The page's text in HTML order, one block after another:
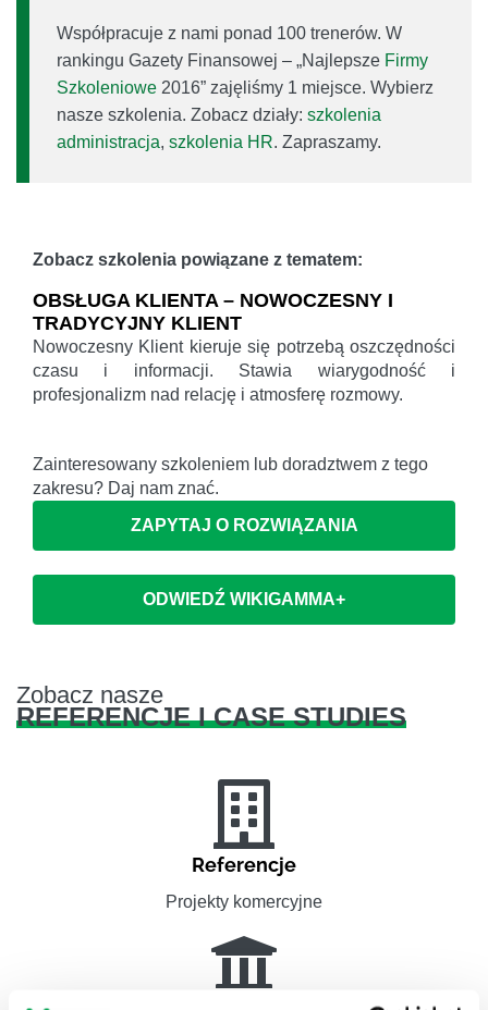
Współpracuje z nami ponad 100 trenerów. W
rankingu Gazety Finansowej – „Najlepsze Firmy
Szkoleniowe 2016” zajęliśmy 1 miejsce. Wybierz
nasze szkolenia. Zobacz działy: szkolenia
administracja, szkolenia HR. Zapraszamy.
Zobacz szkolenia powiązane z tematem:
OBSŁUGA KLIENTA – NOWOCZESNY I
TRADYCYJNY KLIENT
Nowoczesny Klient kieruje się potrzebą oszczędności
czasu i informacji. Stawia wiarygodność i
profesjonalizm nad relację i atmosferę rozmowy.
Zainteresowany szkoleniem lub doradztwem z tego
zakresu? Daj nam znać.
ZAPYTAJ O ROZWIĄZANIA
ODWIEDŹ WIKIGAMMA+
Zobacz nasze
REFERENCJE I CASE STUDIES
Referencje
Projekty komercyjne